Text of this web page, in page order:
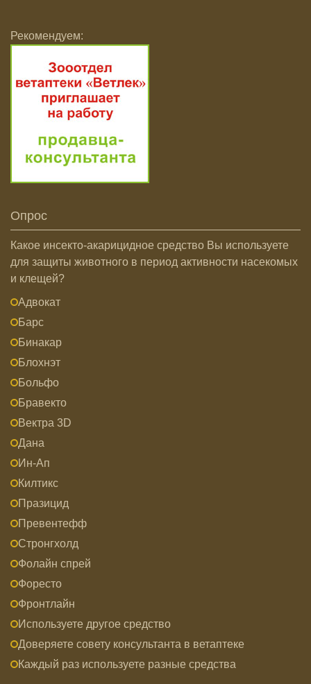
Рекомендуем:
Опрос
Какое инсекто-акарицидное средство Вы используете
для защиты животного в период активности насекомых
и клещей?
Адвокат
Барс
Бинакар
Блохнэт
Больфо
Бравекто
Вектра 3D
Дана
Ин-Ап
Килтикс
Празицид
Превентефф
Стронгхолд
Фолайн спрей
Форесто
Фронтлайн
Используете другое средство
Доверяете совету консультанта в ветаптеке
Каждый раз используете разные средства